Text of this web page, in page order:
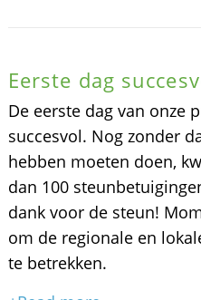
Eerste dag
De eerste dag van onze
succesvol. Nog zonder
hebben moeten doen,
dan 100
dank voor de steun!
om de regionale en
te betrekken.